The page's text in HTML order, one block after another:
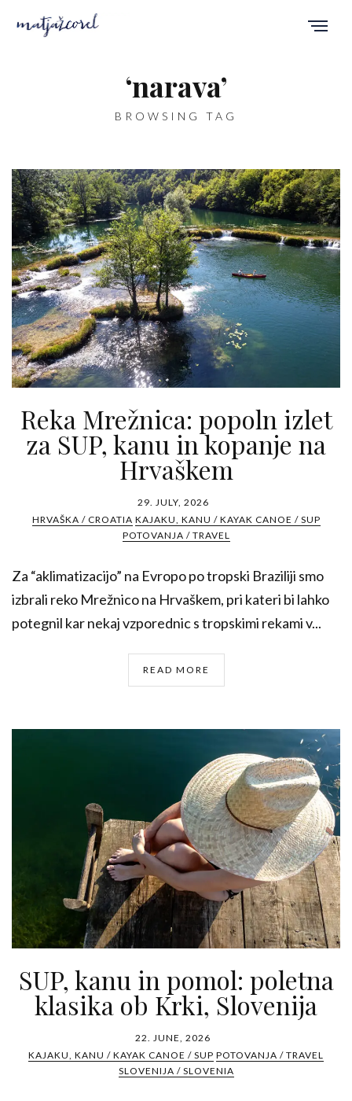
‘narava’
BROWSING TAG
Reka Mrežnica: popoln izlet
za SUP, kanu in kopanje na
Hrvaškem
29. JULY, 2026
HRVAŠKA / CROATIA KAJAKU, KANU / KAYAK CANOE / SUP
POTOVANJA / TRAVEL
Za “aklimatizacijo” na Evropo po tropski Braziliji smo
izbrali reko Mrežnico na Hrvaškem, pri kateri bi lahko
potegnil kar nekaj vzporednic s tropskimi rekami v...
READ MORE
SUP, kanu in pomol: poletna
klasika ob Krki, Slovenija
22. JUNE, 2026
KAJAKU, KANU / KAYAK CANOE / SUP POTOVANJA / TRAVEL
SLOVENIJA / SLOVENIA